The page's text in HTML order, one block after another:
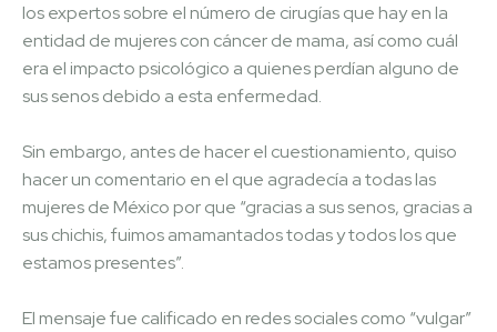
los expertos sobre el número de cirugías que hay en la
entidad de mujeres con cáncer de mama, así como cuál
era el impacto psicológico a quienes perdían alguno de
sus senos debido a esta enfermedad.
Sin embargo, antes de hacer el cuestionamiento, quiso
hacer un comentario en el que agradecía a todas las
mujeres de México por que “gracias a sus senos, gracias a
sus chichis, fuimos amamantados todas y todos los que
estamos presentes”.
El mensaje fue calificado en redes sociales como “vulgar”